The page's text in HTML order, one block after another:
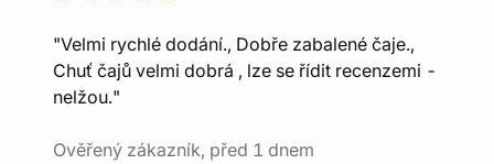
"Velmi rychlé dodání., Dobře zabalené čaje.,
Chuť čajů velmi dobrá , lze se řídit recenzemi -
nelžou."
Ověřený zákazník, před 1 dnem